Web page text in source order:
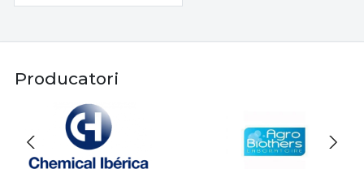
Producatori